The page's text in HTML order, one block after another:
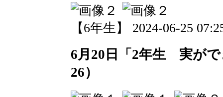
【6年生】 2024-06-25
6月20日「2年生 実が
26）